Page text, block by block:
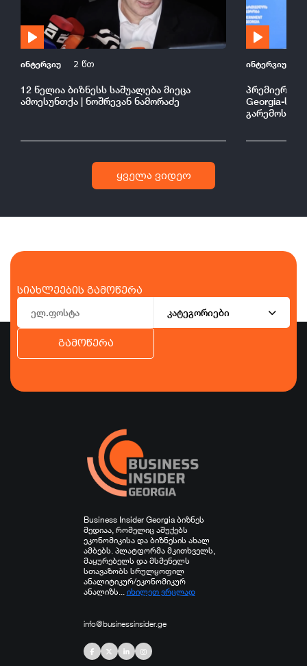
ინტერვიუ 2 წთ
12 წელია ბიზნესს საშუალება მიეცა
ამოესუნთქა | ნოშრევან ნამორაძე
ინტერვიუ
პრემიერის
Georgia-ს
გარემოსა
ყველა ვიდეო
სიახლეების გამოწერა
კატეგორიები
გამოწერა
Business Insider Georgia ბიზნეს
მედიაა, რომელიც აშუქებს
ეკონომიკისა და ბიზნესის ახალ
ამბებს. პლატფორმა მკითხველს,
მაყურებელს და მსმენელს
სთავაზობს სრულყოფილ
ანალიტიკურ/ეკონომიკურ
ანალიზს... იხილეთ ვრცლად
info@businessinsider.ge